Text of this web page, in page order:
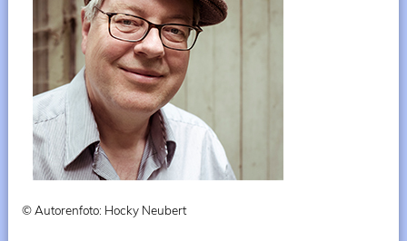
© Autorenfoto: Hocky Neubert